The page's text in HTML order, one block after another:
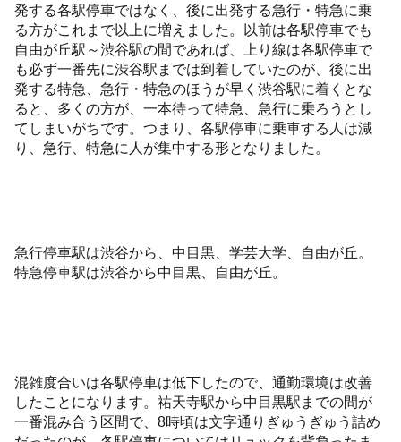
発する各駅停車ではなく、後に出発する急行・特急に乗
る方がこれまで以上に増えました。以前は各駅停車でも
自由が丘駅～渋谷駅の間であれば、上り線は各駅停車で
も必ず一番先に渋谷駅までは到着していたのが、後に出
発する特急、急行・特急のほうが早く渋谷駅に着くとな
ると、多くの方が、一本待って特急、急行に乗ろうとし
てしまいがちです。つまり、各駅停車に乗車する人は減
り、急行、特急に人が集中する形となりました。
急行停車駅は渋谷から、中目黒、学芸大学、自由が丘。
特急停車駅は渋谷から中目黒、自由が丘。
混雑度合いは各駅停車は低下したので、通勤環境は改善
したことになります。祐天寺駅から中目黒駅までの間が
一番混み合う区間で、8時頃は文字通りぎゅうぎゅう詰め